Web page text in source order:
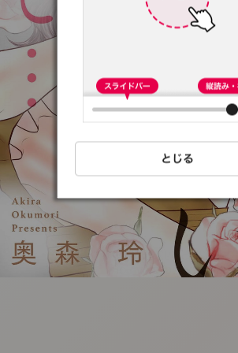
:692.15.692.16:t-
vnqp.lunrzsdszk.vn.oi